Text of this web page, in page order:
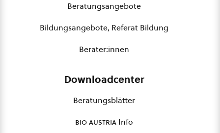
Beratungsangebote
Bildungsangebote, Referat Bildung
Berater:innen
Downloadcenter
Beratungsblätter
bio austria Info